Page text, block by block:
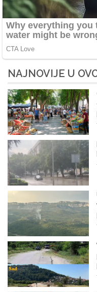
NAJNOVIJE U